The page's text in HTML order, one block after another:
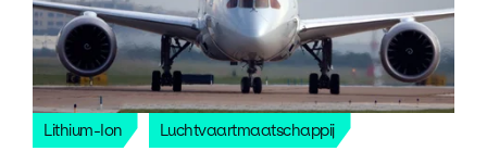
Lithium-Ion Luchtvaartmaatschappij